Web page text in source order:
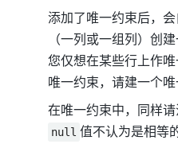
添加了唯一约束后，
（一列或一组列）创
您仅想在某些行上作
唯一约束，请建一个
在唯一约束中，同样请
null 值不认为是相等